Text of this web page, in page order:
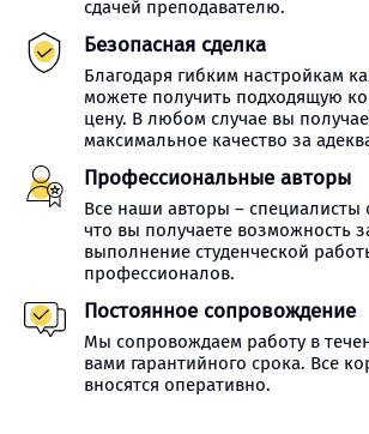
сдачей преподавателю.
Безопасная сделка
Благодаря гибким настройкам
можете получить подходящую
цену. В любом случае вы
максимальное качество за
Профессиональные авторы
Все наши авторы – специалисты
что вы получаете возможность
выполнение студенческой
профессионалов.
Постоянное сопровождение
Мы сопровождаем работу в
вами гарантийного срока. Все
вносятся оперативно.